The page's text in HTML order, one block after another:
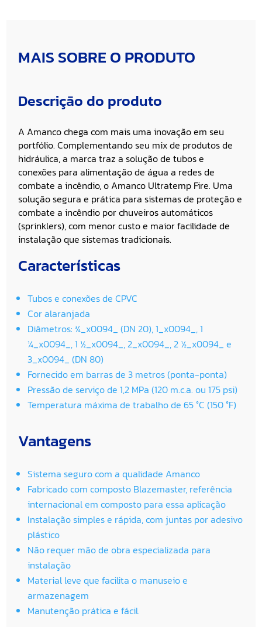
MAIS SOBRE O PRODUTO
Descrição do produto
A Amanco chega com mais uma inovação em seu
portfólio. Complementando seu mix de produtos de
hidráulica, a marca traz a solução de tubos e
conexões para alimentação de água a redes de
combate a incêndio, o Amanco Ultratemp Fire. Uma
solução segura e prática para sistemas de proteção e
combate a incêndio por chuveiros automáticos
(sprinklers), com menor custo e maior facilidade de
instalação que sistemas tradicionais.
Características
Tubos e conexões de CPVC
Cor alaranjada
Diâmetros: ¾_x0094_ (DN 20), 1_x0094_, 1
¼_x0094_, 1 ½_x0094_, 2_x0094_, 2 ½_x0094_ e
3_x0094_ (DN 80)
Fornecido em barras de 3 metros (ponta-ponta)
Pressão de serviço de 1,2 MPa (120 m.c.a. ou 175 psi)
Temperatura máxima de trabalho de 65 °C (150 °F)
Vantagens
Sistema seguro com a qualidade Amanco
Fabricado com composto Blazemaster, referência
internacional em composto para essa aplicação
Instalação simples e rápida, com juntas por adesivo
plástico
Não requer mão de obra especializada para
instalação
Material leve que facilita o manuseio e
armazenagem
Manutenção prática e fácil.